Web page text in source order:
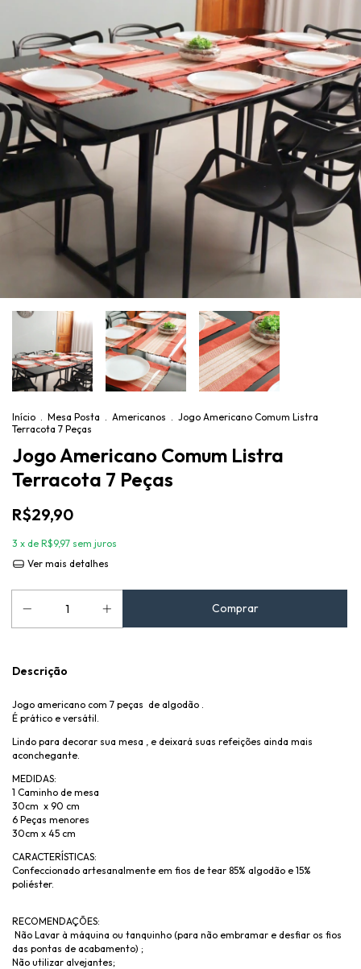
Início . Mesa Posta . Americanos . Jogo Americano Comum Listra
Terracota 7 Peças
Jogo Americano Comum Listra
Terracota 7 Peças
R$29,90
3 x de R$9,97 sem juros
Ver mais detalhes
Descrição
Jogo americano com 7 peças de algodão .
É prático e versátil.
Lindo para decorar sua mesa , e deixará suas refeições ainda mais
aconchegante.
MEDIDAS:
1 Caminho de mesa
30cm x 90 cm
6 Peças menores
30cm x 45 cm
CARACTERÍSTICAS:
Confeccionado artesanalmente em fios de tear 85% algodão e 15%
poliéster.
RECOMENDAÇÕES:
Não Lavar à máquina ou tanquinho (para não embramar e desfiar os fios
das pontas de acabamento) ;
Não utilizar alvejantes;